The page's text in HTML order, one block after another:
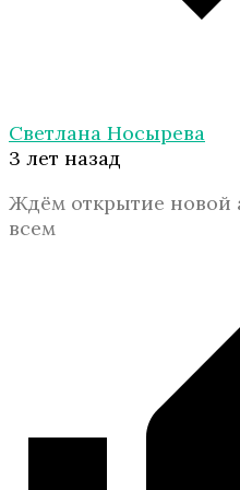
Светлана Носырева
3 лет назад
Ждём открытие новой
всем